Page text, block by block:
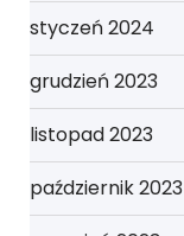
styczeń 2024
grudzień 2023
listopad 2023
październik 2023